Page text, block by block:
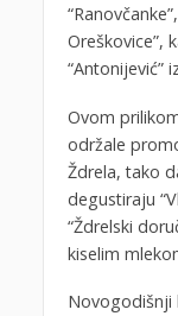
Oreškovice”,
“Antonijević”
Ovom
održale
Ždrela, tako
degustiraju
“Ždrelski
kiselim
Novogodišnji